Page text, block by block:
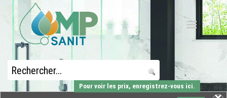
Pour voir les prix, enregistrez-vous ici.